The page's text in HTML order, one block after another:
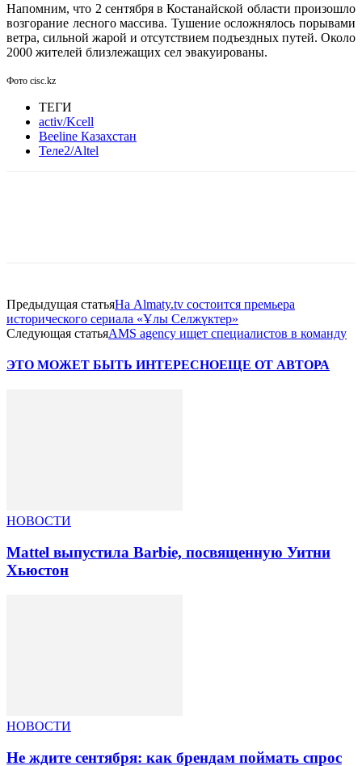
Напомним, что 2 сентября в Костанайской области произошло
возгорание лесного массива. Тушение осложнялось порывами
ветра, сильной жарой и отсутствием подъездных путей. Около
2000 жителей близлежащих сел эвакуированы.
Фото cisc.kz
ТЕГИ
activ/Kcell
Beeline Казахстан
Теле2/Altel
Предыдущая статьяНа Almaty.tv состоится премьера
исторического сериала «Ұлы Селжүктер»
Следующая статьяAMS agency ищет специалистов в команду
ЭТО МОЖЕТ БЫТЬ ИНТЕРЕСНОЕЩЕ ОТ АВТОРА
НОВОСТИ
Mattel выпустила Barbie, посвященную Уитни
Хьюстон
НОВОСТИ
Не ждите сентября: как брендам поймать спрос